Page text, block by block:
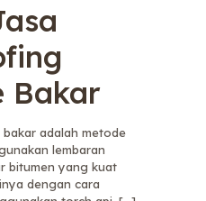
Bakar
adalah metode
lembaran
bitumen yang kuat
dengan cara